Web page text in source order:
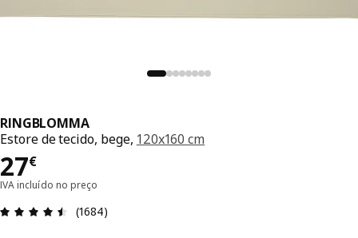
RINGBLOMMA
Estore de tecido, bege, 120x160 cm
27€
Preço 27€
IVA incluído no preço
Avaliações: 4.5 de 5 estrelas. Total de
(1684)